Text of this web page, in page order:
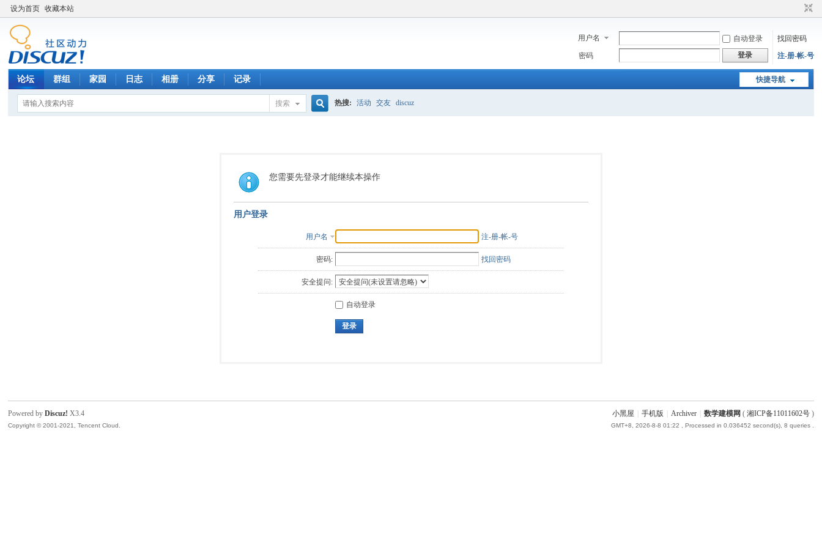
设为首页 收藏本站
用户名 自动登录
找回密码
密码
登录 注-册-帐-号
快捷导航
论坛 群组 家园 日志 相册 分享 记录
搜索
索
热搜: 活动 交友 discuz
您需要先登录才能继续本操作
用户登录
用户名 注-册-帐-号
密码: 找回密码
安全提问:
自动登录
登录
小黑屋 手机版 Archiver 数学建模网 ( 湘ICP备11011602号)
GMT+8, 2026-8-8 01:22 , Processed in 0.036452 second(s), 8 queries .
Powered byDiscuz! X3.4
Copyright © 2001-2021, Tencent Cloud.